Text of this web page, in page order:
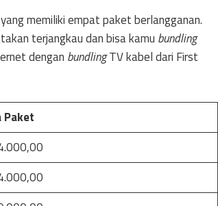
memiliki empat paket berlangganan.
terjangkau dan bisa kamu bundling
dengan bundlingTV kabel dari First
Paket